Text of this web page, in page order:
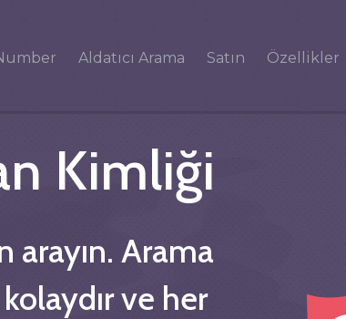
Aldatıcı Arama Satın Özellikler
Kimliği
arayın. Arama
ve her